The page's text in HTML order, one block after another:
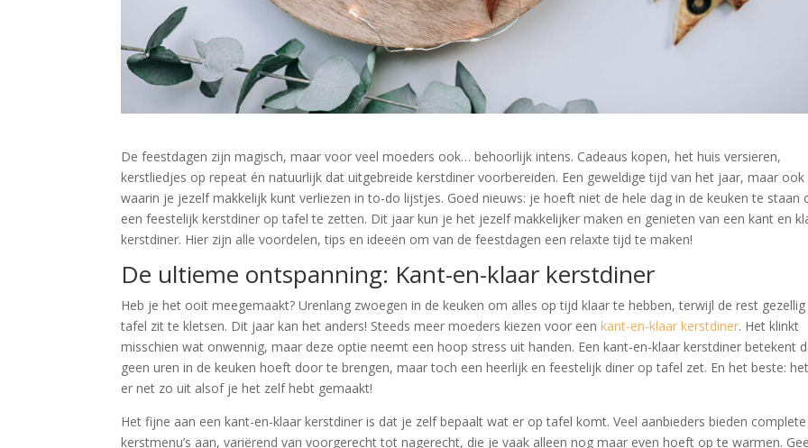
De feestdagen zijn magisch, maar voor veel moeders ook… behoorlijk intens. Cadeaus kopen, het huis versieren,
kerstliedjes op repeat én natuurlijk dat uitgebreide kerstdiner voorbereiden. Een geweldige tijd van het jaar, maar ook
waarin je jezelf makkelijk kunt verliezen in to-do lijstjes. Goed nieuws: je hoeft niet de hele dag in de keuken te staan
een feestelijk kerstdiner op tafel te zetten. Dit jaar kun je het jezelf makkelijker maken en genieten van een kant en
kerstdiner. Hier zijn alle voordelen, tips en ideeën om van de feestdagen een relaxte tijd te maken!
De ultieme ontspanning: Kant-en-klaar kerstdiner
Heb je het ooit meegemaakt? Urenlang zwoegen in de keuken om alles op tijd klaar te hebben, terwijl de rest gezellig
tafel zit te kletsen. Dit jaar kan het anders! Steeds meer moeders kiezen voor eenkant-en-klaar kerstdiner. Het klinkt
misschien wat onwennig, maar deze optie neemt een hoop stress uit handen. Een kant-en-klaar kerstdiner betekent
geen uren in de keuken hoeft door te brengen, maar toch een heerlijk en feestelijk diner op tafel zet. En het beste:
er net zo uit alsof je het zelf hebt gemaakt!
Het fijne aan een kant-en-klaar kerstdiner is dat je zelf bepaalt wat er op tafel komt. Veel aanbieders bieden complete
kerstmenu’s aan, variërend van voorgerecht tot nagerecht, die je vaak alleen nog maar even hoeft op te warmen.